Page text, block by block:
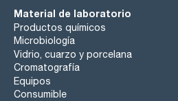
Material de laboratorio
Productos químicos
Microbiología
Vidrio, cuarzo y porcelana
Cromatografía
Equipos
Consumible